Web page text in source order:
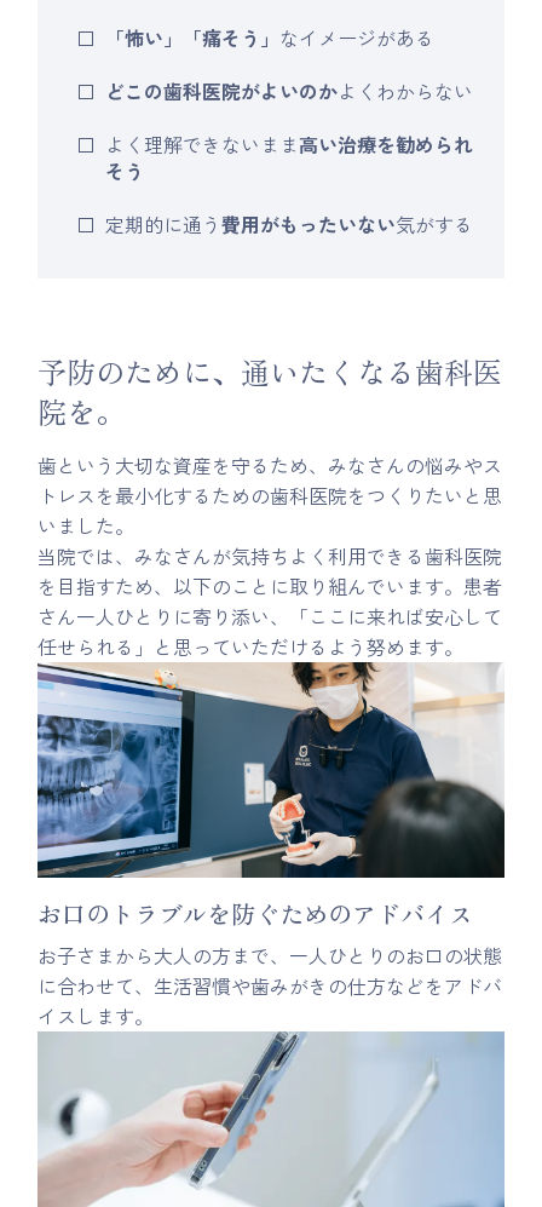
「怖い」「痛そう」 なイメージがある
どこの歯科医院がよいのかよくわからない
よく理解できないまま高い治療を勧められ
そう
定期的に通う費用がもったいない気がする
予防のために、通いたくなる歯科医
院を。
歯という大切な資産を守るため、みなさんの悩みやス
トレスを最小化するための歯科医院をつくりたいと思
いました。
当院では、みなさんが気持ちよく利用できる歯科医院
を目指すため、以下のことに取り組んでいます。患者
さん一人ひとりに寄り添い、「ここに来れば安心して
任せられる」と思っていただけるよう努めます。
お口のトラブルを防ぐためのアドバイス
お子さまから大人の方まで、一人ひとりのお口の状態
に合わせて、生活習慣や歯みがきの仕方などをアドバ
イスします。